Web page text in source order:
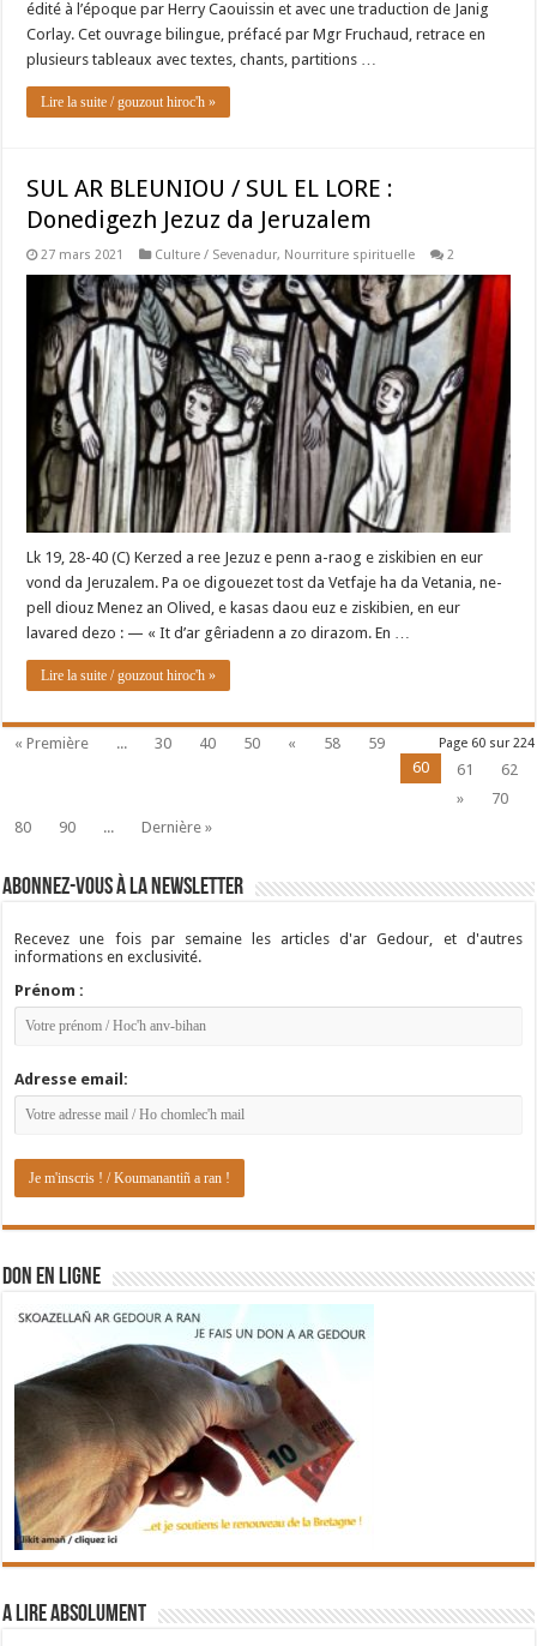
édité à l’époque par Herry Caouissin et avec une traduction de Janig
Corlay. Cet ouvrage bilingue, préfacé par Mgr Fruchaud, retrace en
plusieurs tableaux avec textes, chants, partitions …
Lire la suite / gouzout hiroc'h »
SUL AR BLEUNIOU / SUL EL LORE :
Donedigezh Jezuz da Jeruzalem
27 mars 2021 Culture / Sevenadur, Nourriture spirituelle 2
Lk 19, 28-40 (C) Kerzed a ree Jezuz e penn a-raog e ziskibien en eur
vond da Jeruzalem. Pa oe digouezet tost da Vetfaje ha da Vetania, ne-
pell diouz Menez an Olived, e kasas daou euz e ziskibien, en eur
lavared dezo : — « It d’ar gêriadenn a zo dirazom. En …
Lire la suite / gouzout hiroc'h »
Page 60 sur 224
« Première ... 30 40 50 « 58
59
60
61
62
»
70
80
90 ... Dernière »
Abonnez-vous à la newsletter
Recevez une fois par semaine les articles d'ar Gedour, et d'autres
informations en exclusivité.
Prénom :
Adresse email:
DON EN LIGNE
A lire absolument